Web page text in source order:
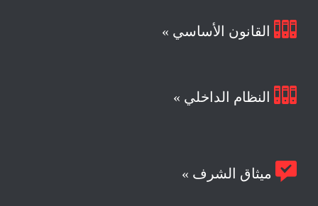
 القانون الأساسي »
 النظام الداخلي »
 ميثاق الشرف »